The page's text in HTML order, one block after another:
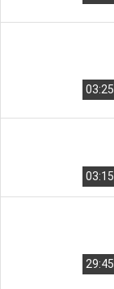
03:25
03:15
29:45